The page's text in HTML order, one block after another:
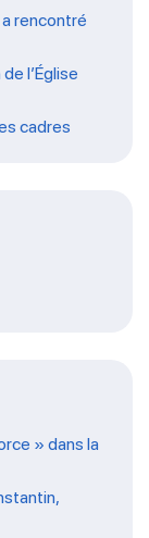
a rencontré
l’Église
cadres
» dans la